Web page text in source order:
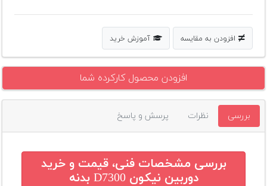
دوربین
بله
افزودن به مقایسه آموزش خرید
افزودن محصول کارکرده شما
بررسی نظرات پرسش و پاسخ
بررسی مشخصات فنی، قیمت و خرید
دوربین نیکون D7300 بدنه